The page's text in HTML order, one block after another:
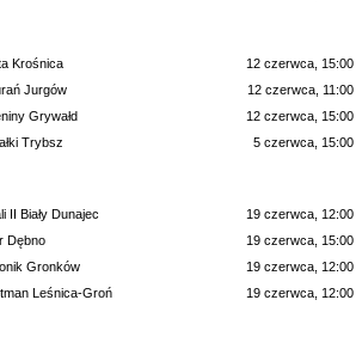
Krośnica
12 czerwca, 15:00
Jurgów
12 czerwca, 11:00
Grywałd
12 czerwca, 15:00
Trybsz 5 czerwca, 15:00
II Biały Dunajec
19 czerwca, 12:00
Dębno
19 czerwca, 15:00
Gronków
19 czerwca, 12:00
Leśnica-Groń 19 czerwca, 12:00